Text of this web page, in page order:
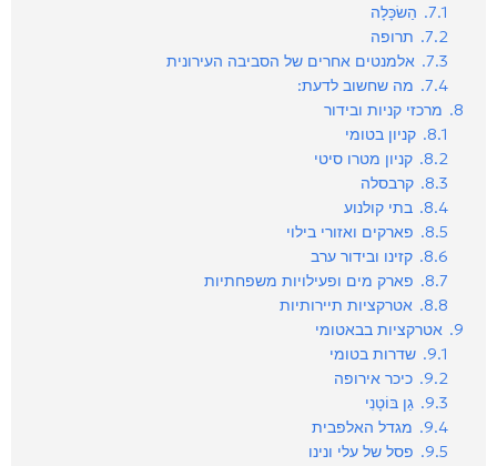
7.1.
הַשׂכָּלָה
7.2.
תרופה
7.3. אלמנטים אחרים של הסביבה העירונית
7.4.
מה שחשוב לדעת:
8.
מרכזי קניות ובידור
8.1.
קניון בטומי
8.2.
קניון מטרו סיטי
8.3.
קרבסלה
8.4.
בתי קולנוע
8.5.
פארקים ואזורי בילוי
8.6.
קזינו ובידור ערב
8.7.
פארק מים ופעילויות משפחתיות
8.8.
אטרקציות תיירותיות
9.
אטרקציות בבאטומי
9.1.
שדרות בטומי
9.2.
כיכר אירופה
9.3.
גַן בּוֹטָנִי
9.4.
מגדל האלפבית
9.5.
פסל של עלי ונינו